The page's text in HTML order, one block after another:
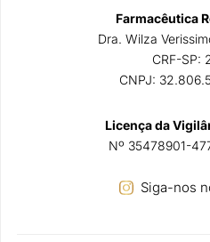
Farmacêutica
Dra. Wilza
CRF-SP:
CNPJ:
Licença da
Nº 35478901-
Siga-nos